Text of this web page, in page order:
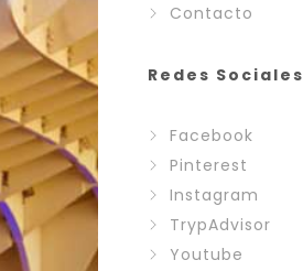
Contacto
Redes Sociales
Facebook
Pinterest
Instagram
TrypAdvisor
Youtube